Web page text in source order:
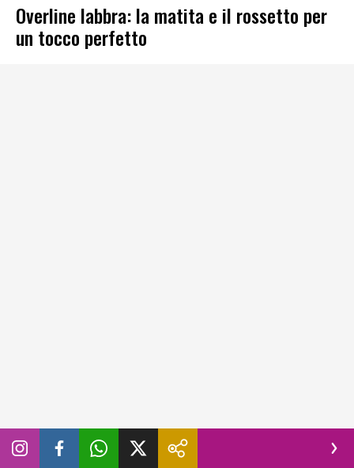
Overline labbra: la matita e il rossetto per
un tocco perfetto